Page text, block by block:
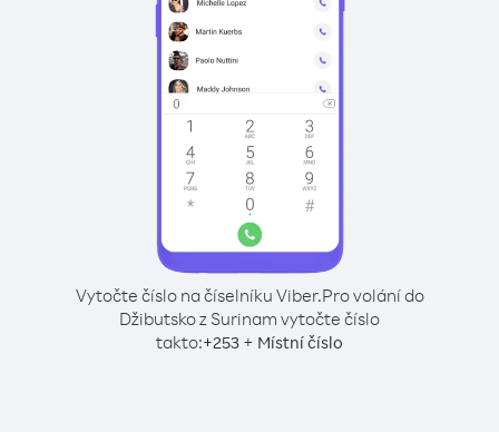
Vytočte číslo na číselníku Viber.Pro volání do
Džibutsko z Surinam vytočte číslo
takto:+253 + Místní číslo